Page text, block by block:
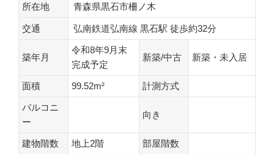
所在地 青森県黒石市柵ノ木
交通 弘南鉄道弘南線 黒石駅 徒歩約32分
築年月
令和8年9月末
完成予定
新築/中古 新築・未入居
面積 99.52m² 計測方式
バルコニ
ー
向き
建物階数 地上2階 部屋階数